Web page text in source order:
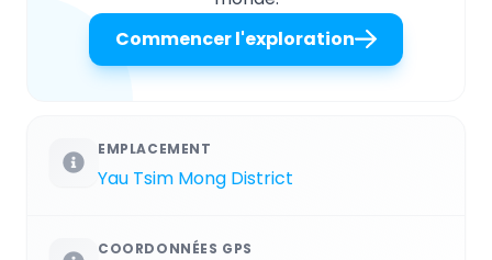
Commencer l'exploration
EMPLACEMENT
Yau Tsim Mong District
COORDONNÉES GPS